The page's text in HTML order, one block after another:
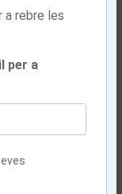
rebre les
per a